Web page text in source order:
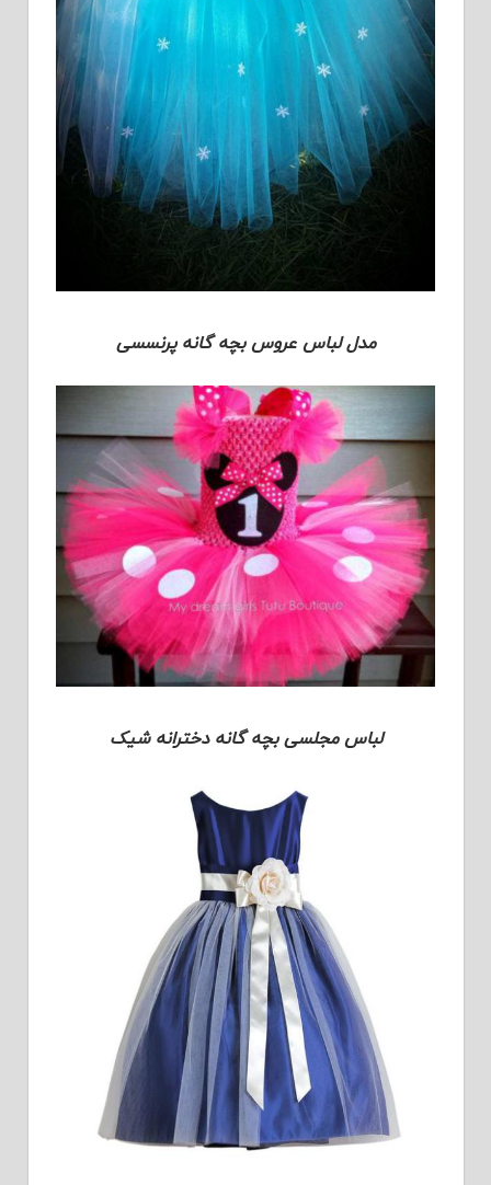
مدل لباس عروس بچه گانه پرنسسی
لباس مجلسی بچه گانه دخترانه شیک